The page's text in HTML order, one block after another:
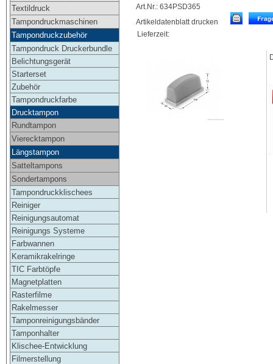
Textildruck
Tampondruckmaschinen
Tampondruckzubehör
Tampondruck Druckerbundle
Belichtungsgerät
Starterset
Zubehör
Tampondruckfarbe
Drucktampon
Rundtampon
Vierecktampon
Längstampon
Satteltampons
Sondertampons
Tampondruckklischees
Reiniger
Reinigungsautomat
Reinigungs Systeme
Farbwannen
Keramikrakelringe
TIC Farbtöpfe
Magnetplatten
Rasterfilme
Rakelmesser
Tamponreinigungsbänder
Tamponhalter
Klischee-Entwicklung
Filmerstellung
Art.Nr.: 634PSD365
Artikeldatenblatt drucken
Lieferzeit: